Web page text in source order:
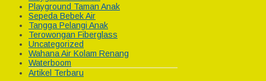
Playground Taman Anak
Sepeda Bebek Air
Tangga Pelangi Anak
Terowongan Fiberglass
Uncategorized
Wahana Air Kolam Renang
Waterboom
Artikel Terbaru